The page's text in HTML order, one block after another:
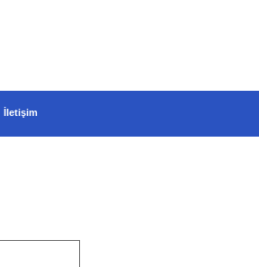
İletişim